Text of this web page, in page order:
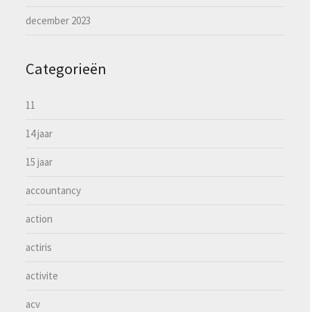
december 2023
Categorieën
11
14 jaar
15 jaar
accountancy
action
actiris
activite
acv